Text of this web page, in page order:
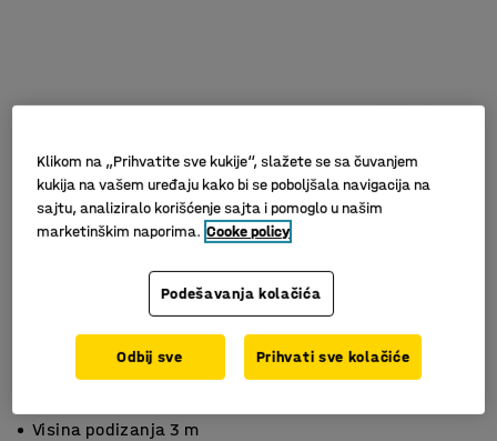
Visina podizanja 3 m
Klikom na „Prihvatite sve kukije“, slažete se sa čuvanjem
kukija na vašem uređaju kako bi se poboljšala navigacija na
sajtu, analiziralo korišćenje sajta i pomoglo u našim
marketinškim naporima. Cooke policy
Podešavanja kolačića
Odbij sve Prihvati sve kolačiće